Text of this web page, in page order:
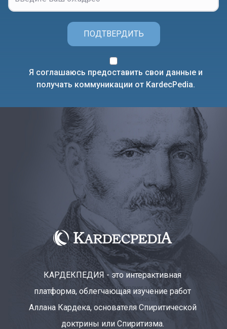
ПОДТВЕРДИТЬ
Я соглашаюсь предоставить свои данные и
получать коммуникации от KardecPedia.
КАРДЕКПЕДИЯ - это интерактивная
платформа, облегчающая изучение работ
Аллана Кардека, основателя Спиритической
доктрины или Спиритизма.